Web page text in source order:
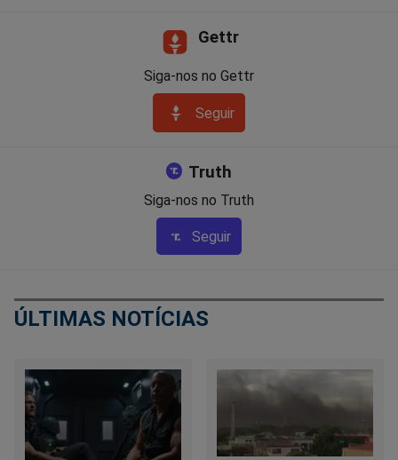
Gettr
Siga-nos no Gettr
Seguir
Truth
Siga-nos no Truth
Seguir
ÚLTIMAS NOTÍCIAS